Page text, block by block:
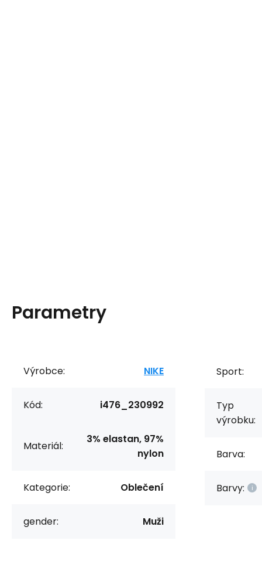
Parametry
Výrobce: NIKE
Kód: i476_230992
Materiál:
3% elastan, 97%
nylon
Kategorie: Oblečení
gender: Muži
Sport:
Typ
výrobku:
Barva:
Barvy: